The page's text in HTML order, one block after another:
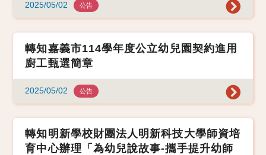
2025/05/02 公告
轉知嘉義市114學年度公立幼兒園契約進用
廚工甄選簡章
2025/05/02 公告
轉知明新學校財團法人明新科技大學師資培
育中心辦理「為幼兒說故事-攜手提升幼師